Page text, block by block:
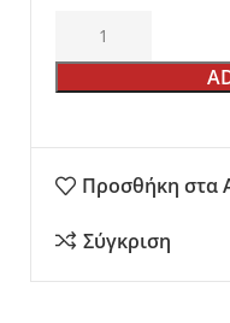
Προσθήκη στα
Σύγκριση